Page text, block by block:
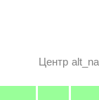
Центр